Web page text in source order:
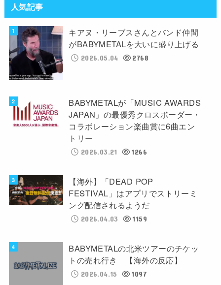
人気記事
キアヌ・リーブスさんとバンド仲間
がBABYMETALを大いに盛り上げる
2026.05.04 2768
BABYMETALが「MUSIC AWARDS
JAPAN」の最優秀クロスボーダー・
コラボレーション楽曲賞に6曲エン
トリー
2026.03.21 1266
【海外】「DEAD POP
FESTIVAL」はアプリでストリーミ
ング配信されるようだ
2026.04.03 1159
BABYMETALの北米ツアーのチケッ
トの売れ行き 【海外の反応】
2026.04.15 1097